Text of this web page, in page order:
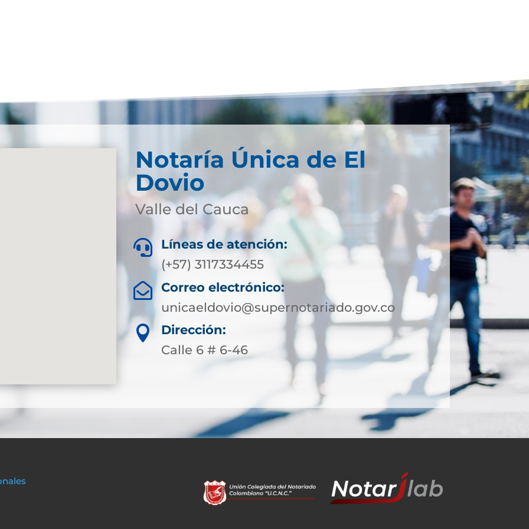
Notaría Única de El
Dovio
Valle del Cauca

Líneas de atención:
(+57) 3117334455

Correo electrónico:
unicaeldovio@supernotariado.gov.co

Dirección:
Calle 6 # 6-46